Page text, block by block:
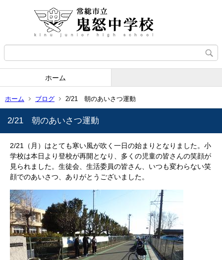
ホーム
ホーム ブログ 2/21 朝のあいさつ運動
2/21 朝のあいさつ運動
2/21（月）はとても寒い風が吹く一日の始まりとなりました。小
学校は本日より登校が再開となり、多くの児童の皆さんの笑顔が
見られました。生徒会、生活委員の皆さん、いつも変わらない笑
顔でのあいさつ、ありがとうございました。